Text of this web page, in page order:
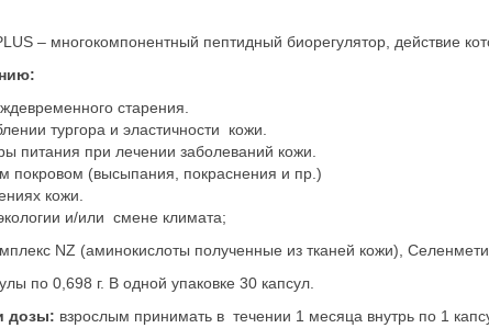
– многокомпонентный пептидный биорегулятор, действие
старения.
тургора и эластичности кожи.
питания при лечении заболеваний кожи.
покровом (высыпания, покраснения и пр.)
кожи.
и/или смене климата;
NZ (аминокислоты полученные из тканей кожи),
по 0,698 г. В одной упаковке 30 капсул.
дозы: взрослым принимать в течении 1 месяца внутрь по 1